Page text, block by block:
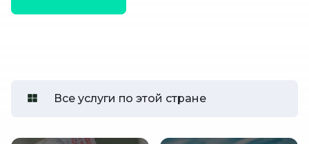
Все услуги по этой стране